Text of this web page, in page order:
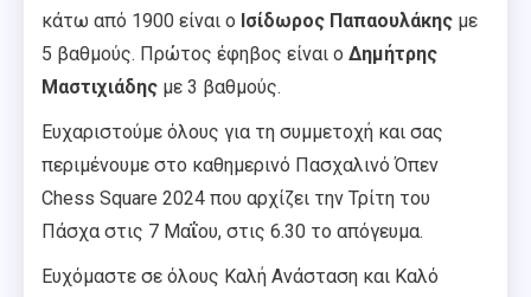
κάτω από 1900 είναι ο Ισίδωρος Παπαουλάκης με
5 βαθμούς. Πρώτος έφηβος είναι ο Δημήτρης
Μαστιχιάδης με 3 βαθμούς.
Ευχαριστούμε όλους για τη συμμετοχή και σας
περιμένουμε στο καθημερινό Πασχαλινό Όπεν
Chess Square 2024 που αρχίζει την Τρίτη του
Πάσχα στις 7 Μαΐου, στις 6.30 το απόγευμα.
Ευχόμαστε σε όλους Καλή Ανάσταση και Καλό